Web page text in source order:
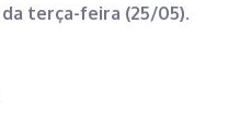
terça-feira (25/05).